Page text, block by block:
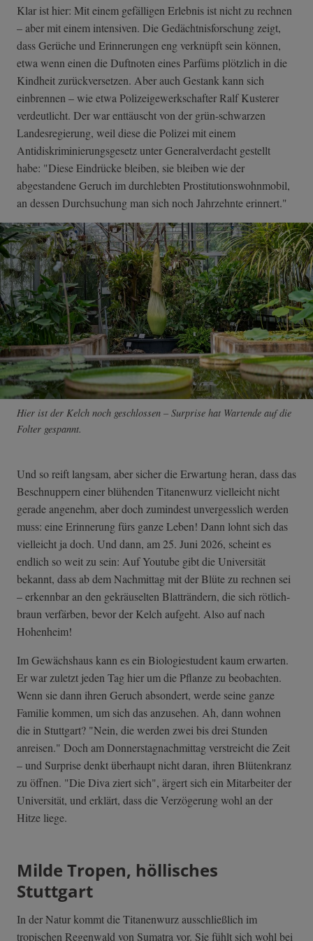
Klar ist hier: Mit einem gefälligen Erlebnis ist nicht zu rechnen
– aber mit einem intensiven. Die Gedächtnisforschung zeigt,
dass Gerüche und Erinnerungen eng verknüpft sein können,
etwa wenn einen die Duftnoten eines Parfüms plötzlich in die
Kindheit zurückversetzen. Aber auch Gestank kann sich
einbrennen – wie etwa Polizeigewerkschafter Ralf Kusterer
verdeutlicht. Der war enttäuscht von der grün-schwarzen
Landesregierung, weil diese die Polizei mit einem
Antidiskriminierungsgesetz unter Generalverdacht gestellt
habe: "Diese Eindrücke bleiben, sie bleiben wie der
abgestandene Geruch im durchlebten Prostitutionswohnmobil,
an dessen Durchsuchung man sich noch Jahrzehnte erinnert."
Hier ist der Kelch noch geschlossen – Surprise hat Wartende auf die
Folter gespannt.
Und so reift langsam, aber sicher die Erwartung heran, dass das
Beschnuppern einer blühenden Titanenwurz vielleicht nicht
gerade angenehm, aber doch zumindest unvergesslich werden
muss: eine Erinnerung fürs ganze Leben! Dann lohnt sich das
vielleicht ja doch. Und dann, am 25. Juni 2026, scheint es
endlich so weit zu sein: Auf Youtube gibt die Universität
bekannt, dass ab dem Nachmittag mit der Blüte zu rechnen sei
– erkennbar an den gekräuselten Blatträndern, die sich rötlich-
braun verfärben, bevor der Kelch aufgeht. Also auf nach
Hohenheim!
Im Gewächshaus kann es ein Biologiestudent kaum erwarten.
Er war zuletzt jeden Tag hier um die Pflanze zu beobachten.
Wenn sie dann ihren Geruch absondert, werde seine ganze
Familie kommen, um sich das anzusehen. Ah, dann wohnen
die in Stuttgart? "Nein, die werden zwei bis drei Stunden
anreisen." Doch am Donnerstagnachmittag verstreicht die Zeit
– und Surprise denkt überhaupt nicht daran, ihren Blütenkranz
zu öffnen. "Die Diva ziert sich", ärgert sich ein Mitarbeiter der
Universität, und erklärt, dass die Verzögerung wohl an der
Hitze liege.
Milde Tropen, höllisches
Stuttgart
In der Natur kommt die Titanenwurz ausschließlich im
tropischen Regenwald von Sumatra vor. Sie fühlt sich wohl bei